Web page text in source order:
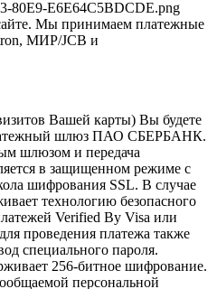
Мы принимаем платежные
МИР/JCB и
Вашей карты) Вы будете
шлюз ПАО СБЕРБАНК.
шлюзом и передача
в защищенном режиме с
шифрования SSL. В случае
технологию безопасного
Verified By Visa или
проведения платежа также
специального пароля.
256-битное шифрование.
персональной